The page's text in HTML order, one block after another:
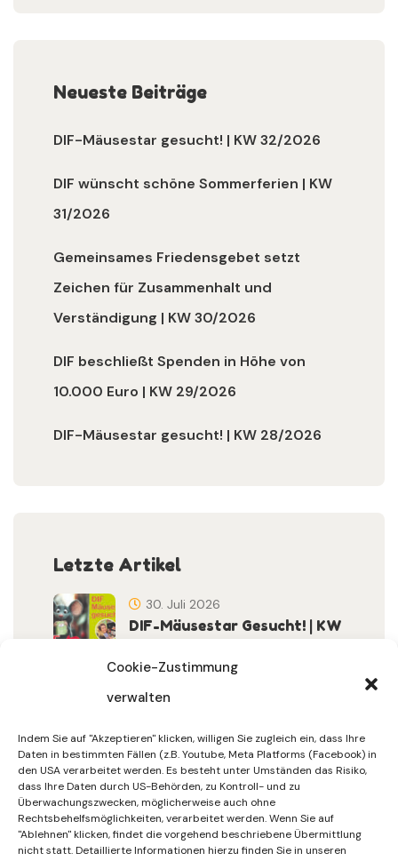
Cookie-Zustimmung
verwalten
Indem Sie auf "Akzeptieren" klicken, willigen Sie zugleich ein, dass Ihre
Daten in bestimmten Fällen (z.B. Youtube, Meta Platforms (Facebook) in
den USA verarbeitet werden. Es besteht unter Umständen das Risiko,
dass Ihre Daten durch US-Behörden, zu Kontroll- und zu
Überwachungszwecken, möglicherweise auch ohne
Rechtsbehelfsmöglichkeiten, verarbeitet werden. Wenn Sie auf
"Ablehnen" klicken, findet die vorgehend beschriebene Übermittlung
nicht statt. Detaillierte Informationen hierzu finden Sie in unseren
Neueste Beiträge
DIF-Mäusestar gesucht! | KW 32/2026
DIF wünscht schöne Sommerferien | KW
31/2026
Gemeinsames Friedensgebet setzt
Zeichen für Zusammenhalt und
Verständigung | KW 30/2026
DIF beschließt Spenden in Höhe von
10.000 Euro | KW 29/2026
DIF-Mäusestar gesucht! | KW 28/2026
Letzte Artikel
DIF-Mäusestar Gesucht! | KW
30. Juli 2026
Sommerferien | KW 31/…
30. Juli 2026
Gemeinsames Friedensgebet
Setzt Zeichen …
15. Juli 2026